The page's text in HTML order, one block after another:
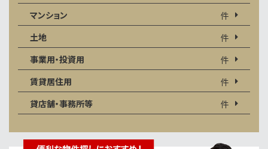
マンション
件
土地
件
事業用・投資用
件
賃貸居住用
件
貸店舗・事務所等
件